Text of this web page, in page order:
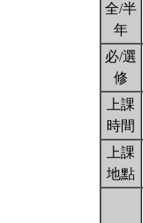
全/半
年
必/選
修
上課
時間
上課
地點